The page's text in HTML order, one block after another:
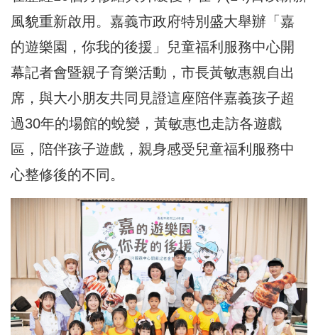
風貌重新啟用。嘉義市政府特別盛大舉辦「嘉
的遊樂園，你我的後援」兒童福利服務中心開
幕記者會暨親子育樂活動，市長黃敏惠親自出
席，與大小朋友共同見證這座陪伴嘉義孩子超
過30年的場館的蛻變，黃敏惠也走訪各遊戲
區，陪伴孩子遊戲，親身感受兒童福利服務中
心整修後的不同。